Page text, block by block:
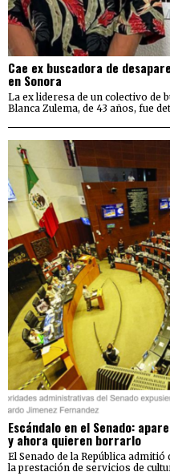
Cae ex buscadora de
en Sonora
La ex lideresa de un colectivo de
Blanca Zulema, de 43 años, fue
Escándalo en el Senado:
y ahora quieren borrarlo
El Senado de la República
la prestación de servicios de